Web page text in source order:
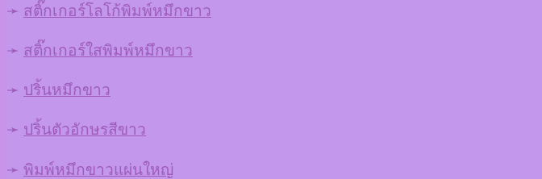
➛ สติ๊กเกอร์โลโก้พิมพ์หมึกขาว
➛ สติ๊กเกอร์ใสพิมพ์หมึกขาว
➛ ปริ้นหมึกขาว
➛ ปริ้นตัวอักษรสีขาว
➛ พิมพ์หมึกขาวแผ่นใหญ่